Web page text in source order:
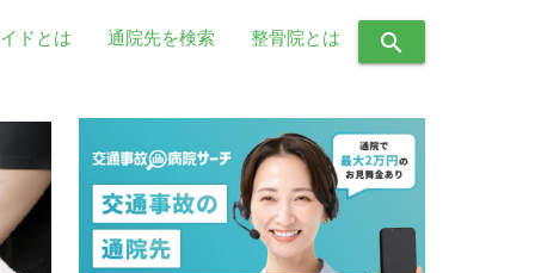
ドとは 通院先を検索 整骨院とは search